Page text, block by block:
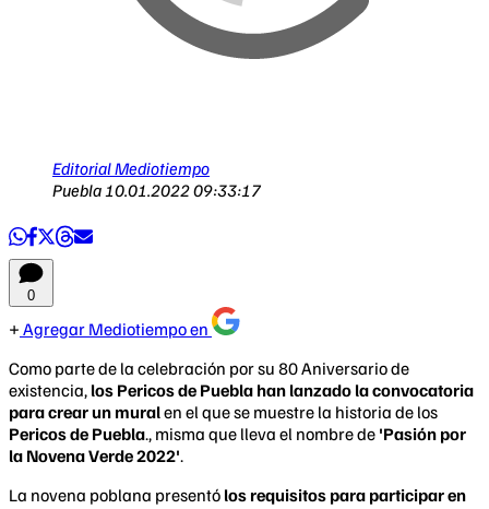
Editorial Mediotiempo
Puebla 10.01.2022 09:33:17
0
Agregar Mediotiempo en
Como parte de la celebración por su 80 Aniversario de
existencia, los Pericos de Puebla han lanzado la convocatoria
para crear un muralen el que se muestre la historia de los
Pericos de Puebla., misma que lleva el nombre de 'Pasión por
la Novena Verde 2022'.
La novena poblana presentó los requisitos para participar en